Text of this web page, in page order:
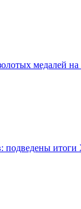
медалей на
подведены